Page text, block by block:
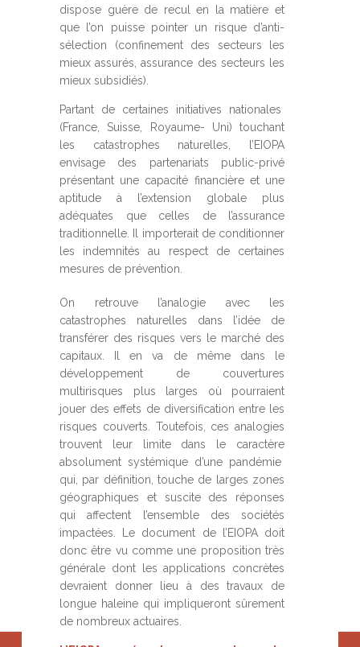
dispose guère de recul en la matière et
que l’on puisse pointer un risque d’anti-
sélection (confinement des secteurs les
mieux assurés, assurance des secteurs les
mieux subsidiés).
Partant de certaines initiatives nationales
(France, Suisse, Royaume- Uni) touchant
les catastrophes naturelles, l’EIOPA
envisage des partenariats public-privé
présentant une capacité financière et une
aptitude à l’extension globale plus
adéquates que celles de l’assurance
traditionnelle. Il importerait de conditionner
les indemnités au respect de certaines
mesures de prévention.
On retrouve l’analogie avec les
catastrophes naturelles dans l’idée de
transférer des risques vers le marché des
capitaux. Il en va de même dans le
développement de couvertures
multirisques plus larges où pourraient
jouer des effets de diversification entre les
risques couverts. Toutefois, ces analogies
trouvent leur limite dans le caractère
absolument systémique d’une pandémie
qui, par définition, touche de larges zones
géographiques et suscite des réponses
qui affectent l’ensemble des sociétés
impactées. Le document de l’EIOPA doit
donc être vu comme une proposition très
générale dont les applications concrètes
devraient donner lieu à des travaux de
longue haleine qui impliqueront sûrement
de nombreux actuaires.